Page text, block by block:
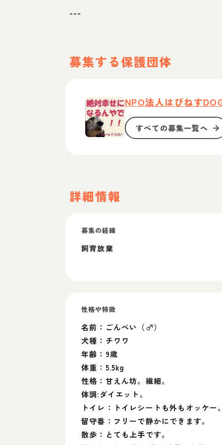
---
募集する保護団体
NPO法人はぴねす
すべての募集一覧へ
詳細情報
募集の経緯
飼育放棄
性格や特徴
名前：ごんべい（♂）
犬種：チワワ
年齢：9歳
体重：5.5kg
性格：甘えん坊。繊細。
体調:ダイエット。
トイレ：トイレシートも外もオッケー
留守番：フリーで静かにできます。
散歩：とても上手です。